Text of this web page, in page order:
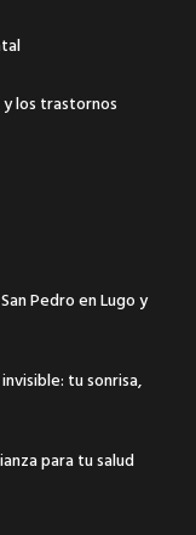
los trastornos
Pedro en Lugo y
tu sonrisa,
para tu salud